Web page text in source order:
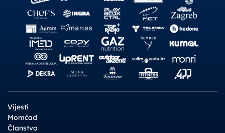
Vijesti
Momčad
Članstvo